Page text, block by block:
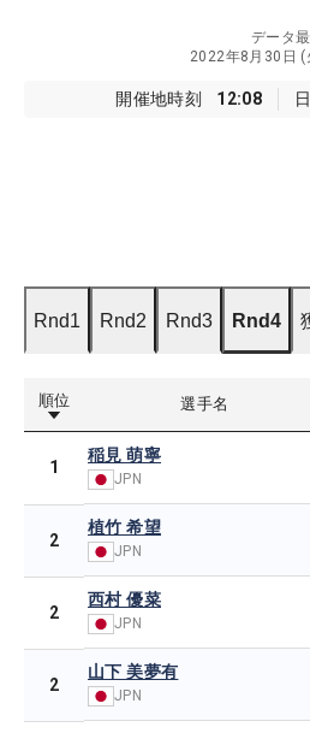
開催地時刻 12:08
データ
2022年8月30日
Rnd1 Rnd2 Rnd3 Rnd4
順位 選手名
1
稲見 萌寧
JPN
2
植竹 希望
JPN
2
西村 優菜
JPN
2
山下 美夢有
JPN